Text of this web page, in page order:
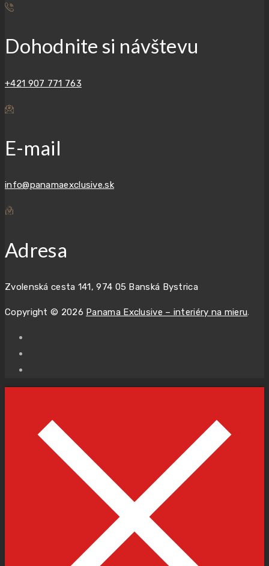
Dohodnite si návštevu
+421 907 771 763
E-mail
info@panamaexclusive.sk
Adresa
Zvolenská cesta 141, 974 05 Banská Bystrica
Copyright © 2026 Panama Exclusive – interiéry na mieru.